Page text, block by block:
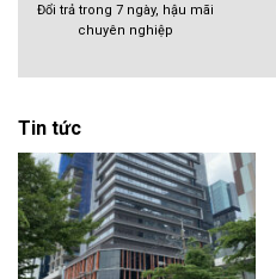
Đổi trả trong 7 ngày, hậu mãi
chuyên nghiệp
Tin tức